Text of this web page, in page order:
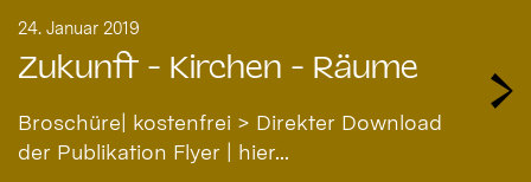
Zukunft - Kirchen - Räume
24. Januar 2019
Broschüre| kostenfrei > Direkter Download
der Publikation Flyer | hier...